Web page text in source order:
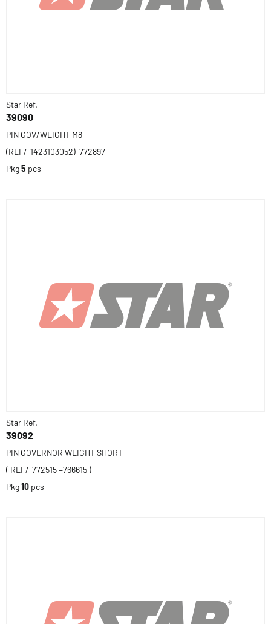
Star Ref.
39090
PIN GOV/WEIGHT M8
(REF/-1423103052)-772897
Pkg5 pcs
Star Ref.
39092
PIN GOVERNOR WEIGHT SHORT
( REF/-772515 =766615 )
Pkg10 pcs